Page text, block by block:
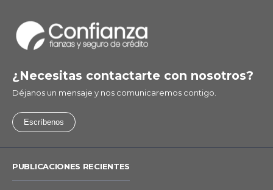
¿Necesitas contactarte con nosotros?
Déjanos un mensaje y nos comunicaremos contigo.
Escríbenos
PUBLICACIONES RECIENTES